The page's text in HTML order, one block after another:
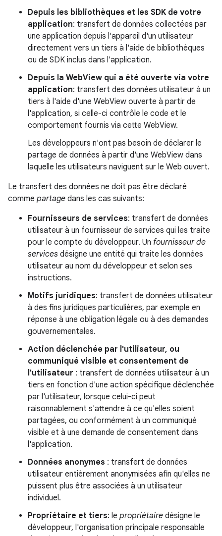
Depuis les bibliothèques et les SDK de votre
application: transfert de données collectées par
une application depuis l'appareil d'un utilisateur
directement vers un tiers à l'aide de bibliothèques
ou de SDK inclus dans l'application.
Depuis la WebView qui a été ouverte via votre
application: transfert des données utilisateur à un
tiers à l'aide d'une WebView ouverte à partir de
l'application, si celle-ci contrôle le code et le
comportement fournis via cette WebView.
Les développeurs n'ont pas besoin de déclarer le
partage de données à partir d'une WebView dans
laquelle les utilisateurs naviguent sur le Web ouvert.
Le transfert des données ne doit pas être déclaré
comme partage dans les cas suivants:
Fournisseurs de services: transfert de données
utilisateur à un fournisseur de services qui les traite
pour le compte du développeur. Un fournisseur de
services désigne une entité qui traite les données
utilisateur au nom du développeur et selon ses
instructions.
Motifs juridiques: transfert de données utilisateur
à des fins juridiques particulières, par exemple en
réponse à une obligation légale ou à des demandes
gouvernementales.
Action déclenchée par l'utilisateur, ou
communiqué visible et consentement de
l'utilisateur : transfert de données utilisateur à un
tiers en fonction d'une action spécifique déclenchée
par l'utilisateur, lorsque celui-ci peut
raisonnablement s'attendre à ce qu'elles soient
partagées, ou conformément à un communiqué
visible et à une demande de consentement dans
l'application.
Données anonymes : transfert de données
utilisateur entièrement anonymisées afin qu'elles ne
puissent plus être associées à un utilisateur
individuel.
Propriétaire et tiers: le propriétaire désigne le
développeur, l'organisation principale responsable